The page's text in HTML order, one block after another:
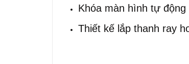
Khóa màn hình tự
Thiết kế lắp thanh ray